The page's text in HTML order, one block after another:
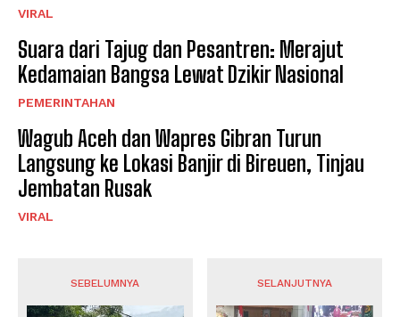
VIRAL
Suara dari Tajug dan Pesantren: Merajut
Kedamaian Bangsa Lewat Dzikir Nasional
PEMERINTAHAN
Wagub Aceh dan Wapres Gibran Turun
Langsung ke Lokasi Banjir di Bireuen, Tinjau
Jembatan Rusak
VIRAL
SEBELUMNYA SELANJUTNYA